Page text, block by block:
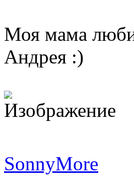
Моя мама
Андрея :)
SonnyMore